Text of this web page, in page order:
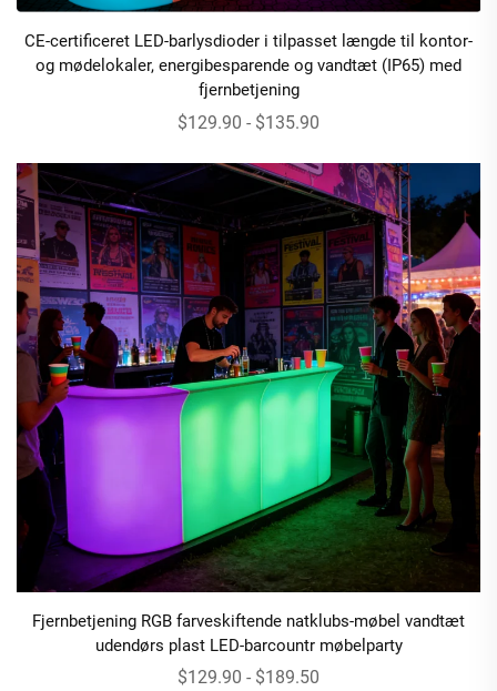
CE-certificeret LED-barlysdioder i tilpasset længde til kontor-
og mødelokaler, energibesparende og vandtæt (IP65) med
fjernbetjening
$129.90 - $135.90
Fjernbetjening RGB farveskiftende natklubs-møbel vandtæt
udendørs plast LED-barcountr møbelparty
$129.90 - $189.50